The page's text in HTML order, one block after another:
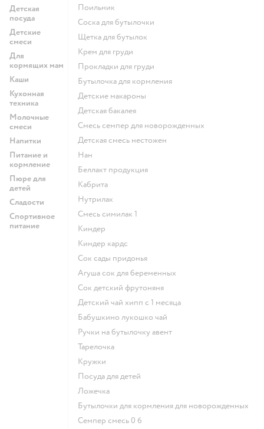
Детская
посуда
Детские
смеси
Для
кормящих мам
Каши
Кухонная
техника
Молочные
смеси
Напитки
Питание и
кормление
Пюре для
детей
Сладости
Спортивное
питание
поильник
соска для бутылочки
щетка для бутылок
крем для груди
прокладки для груди
бутылочка для кормления
детские макароны
детская бакалея
смесь семпер для новорожденных
детская смесь нестожен
нан
беллакт продукция
кабрита
нутрилак
смесь симилак 1
киндер
киндер кардс
сок сады придонья
агуша сок для беременных
сок детский фрутоняня
детский чай хипп с 1 месяца
бабушкино лукошко чай
ручки на бутылочку авент
тарелочка
кружки
посуда для детей
ложечка
бутылочки для кормления для новорожденных
семпер смесь 0 6